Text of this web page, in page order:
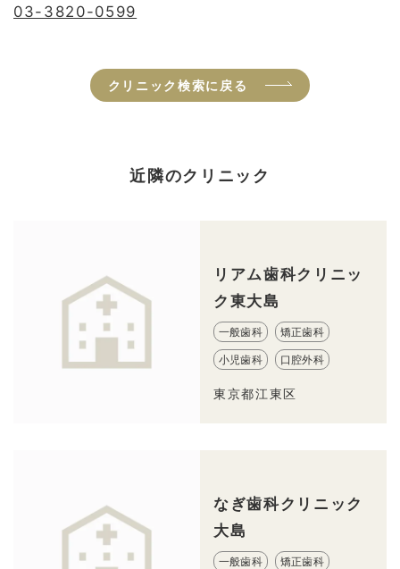
03-3820-0599
クリニック検索に戻る
近隣のクリニック
リアム歯科クリニッ
ク東大島
一般歯科 矯正歯科
小児歯科 口腔外科
東京都江東区
なぎ歯科クリニック
大島
一般歯科 矯正歯科